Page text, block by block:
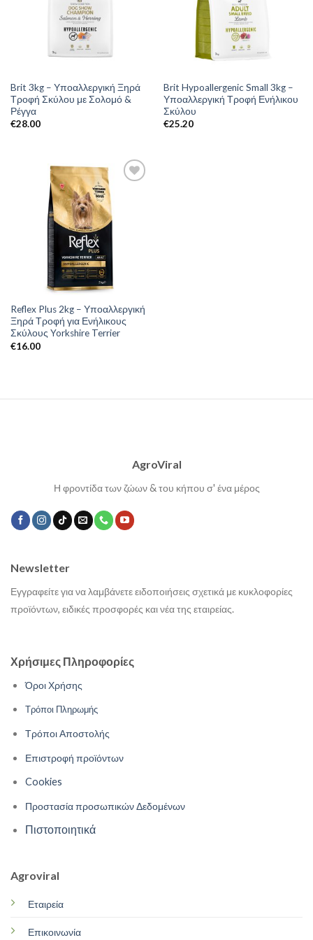
Brit 3kg – Υποαλλεργική Ξηρά
Τροφή Σκύλου με Σολομό &
Ρέγγα
€28.00
Brit Hypoallergenic Small 3kg –
Υποαλλεργική Τροφή Ενήλικου
Σκύλου
€25.20
Reflex Plus 2kg – Υποαλλεργική
Ξηρά Τροφή για Ενήλικους
Σκύλους Yorkshire Terrier
€16.00
AgroViral
Η φροντίδα των ζώων & του κήπου σ' ένα μέρος
Χρήσιμες Πληροφορίες
Όροι Χρήσης
Τρόποι Πληρωμής
Τρόποι Αποστολής
Επιστροφή προϊόντων
Cookies
Προστασία προσωπικών Δεδομένων
Πιστοποιητικά
Agroviral
Εταιρεία
Επικοινωνία
Newsletter
Εγγραφείτε για να λαμβάνετε ειδοποιήσεις σχετικά με κυκλοφορίες
προϊόντων, ειδικές προσφορές και νέα της εταιρείας.